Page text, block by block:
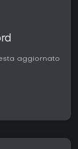
aggiornato